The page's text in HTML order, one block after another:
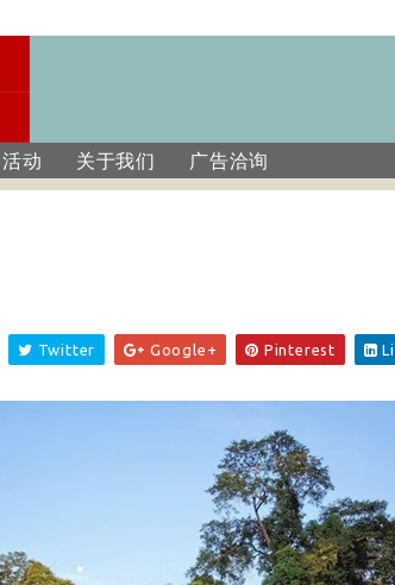
活动 关于我们 广告洽询
Twitter Google+ Pinterest